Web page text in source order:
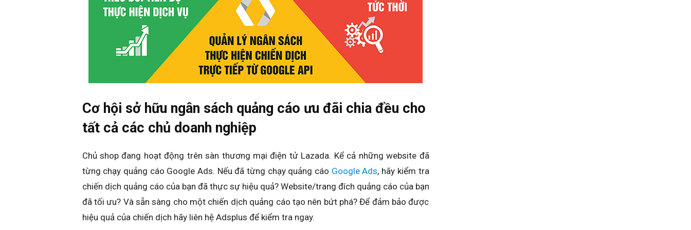
Cơ hội sở hữu ngân sách quảng cáo ưu đãi chia đều cho
tất cả các chủ doanh nghiệp
Chủ shop đang hoạt động trên sàn thương mại điện tử Lazada. Kể cả những website đã
từng chạy quảng cáo Google Ads. Nếu đã từng chạy quảng cáo Google Ads, hãy kiểm tra
chiến dịch quảng cáo của bạn đã thực sự hiệu quả? Website/trang đích quảng cáo của bạn
đã tối ưu? Và sẵn sàng cho một chiến dịch quảng cáo tạo nên bứt phá? Để đảm bảo được
hiệu quả của chiến dịch hãy liên hệ Adsplus để kiểm tra ngay.